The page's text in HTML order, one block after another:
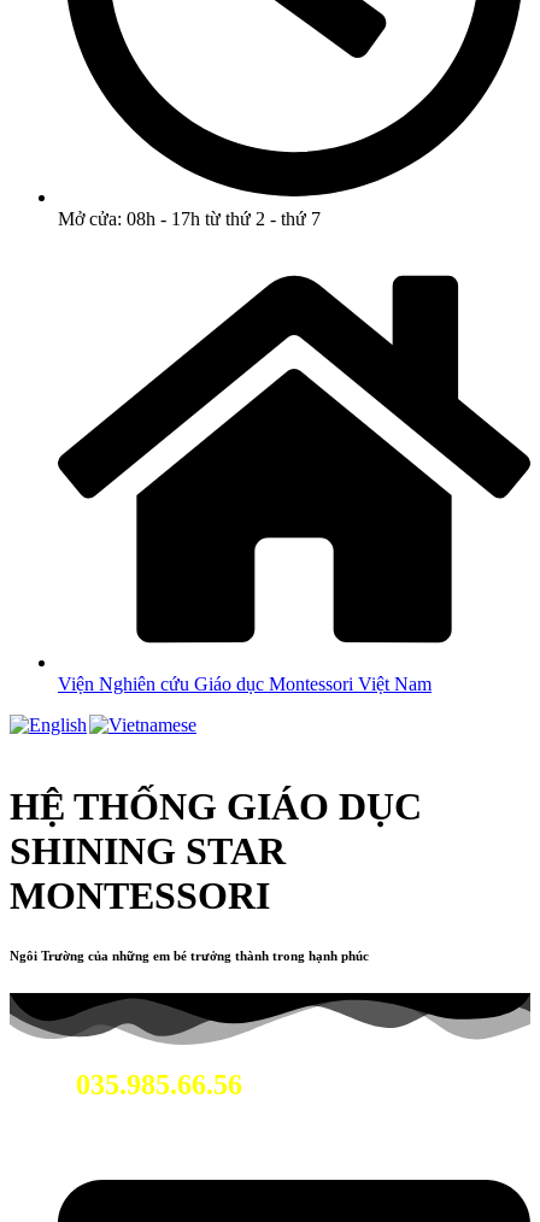
Mở cửa: 08h - 17h từ thứ 2 - thứ 7
Viện Nghiên cứu Giáo dục Montessori Việt Nam
HỆ THỐNG GIÁO DỤC
SHINING STAR
MONTESSORI
Ngôi Trường của những em bé trưởng thành trong hạnh phúc
035.985.66.56